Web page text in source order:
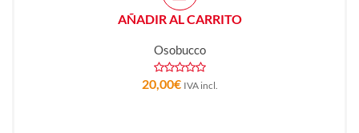
AÑADIR AL CARRITO
Osobucco
20,00€ IVA incl.